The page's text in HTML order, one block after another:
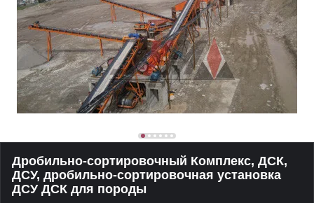
Дробильно-сортировочный Комплекс, ДСК,
ДСУ, дробильно-сортировочная установка
ДСУ ДСК для породы